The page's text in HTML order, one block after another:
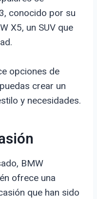
conocido por su
X5, un SUV que
opciones de
crear un
y necesidades.
BMW
ofrece una
que han sido